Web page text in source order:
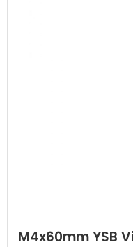
M4x60mm YSB